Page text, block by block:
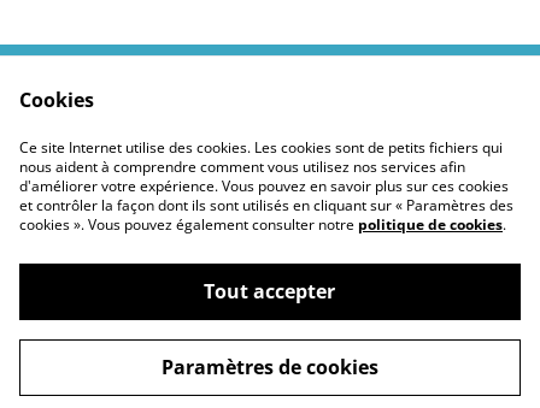
Politiques Site
Confidentialité des
cookies
©2026Moustickat Cie
powered by
Cookies
Ce site Internet utilise des cookies. Les cookies sont de petits fichiers qui
nous aident à comprendre comment vous utilisez nos services afin
d'améliorer votre expérience. Vous pouvez en savoir plus sur ces cookies
et contrôler la façon dont ils sont utilisés en cliquant sur « Paramètres des
cookies ». Vous pouvez également consulter notre politique de cookies.
Tout accepter
Paramètres de cookies